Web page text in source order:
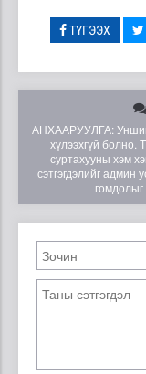
ТҮГЭЭХ
АНХААРУУЛГА:
хүлээхгүй болно.
суртахууны хэм
сэтгэгдэлийг админ
гомдолыг